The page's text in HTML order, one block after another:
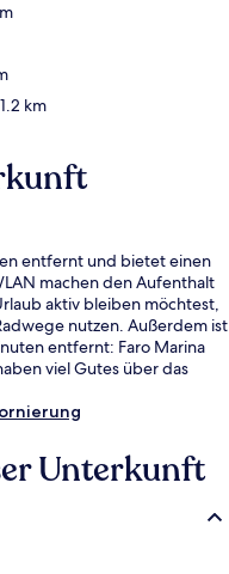
km
entfernt und bietet einen
machen den Aufenthalt
aktiv bleiben möchtest,
nutzen. Außerdem ist
entfernt: Faro Marina
viel Gutes über das
Unterkunft